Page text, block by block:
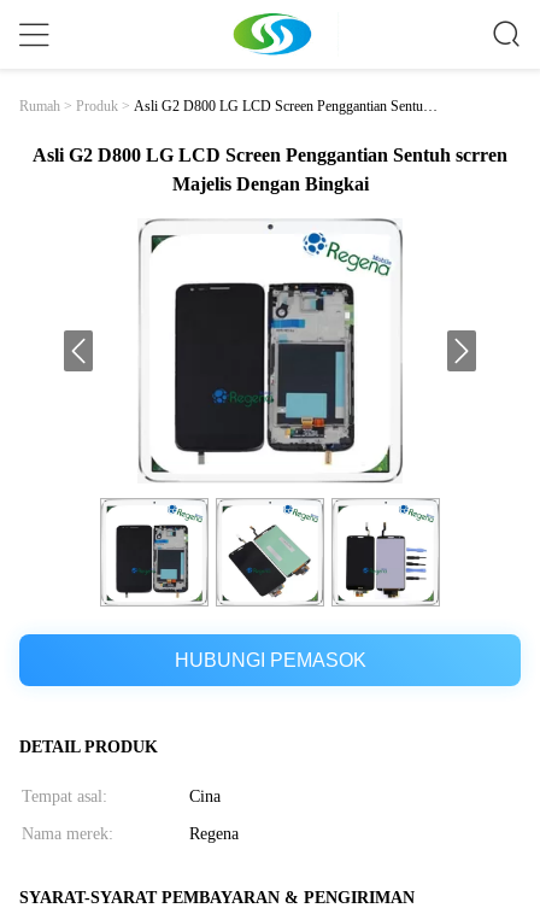
Rumah > Produk > Asli G2 D800 LG LCD Screen Penggantian Sentuh S
Asli G2 D800 LG LCD Screen Penggantian Sentuh scrren
Majelis Dengan Bingkai
HUBUNGI PEMASOK
DETAIL PRODUK
Tempat asal: Cina
Nama merek: Regena
SYARAT-SYARAT PEMBAYARAN & PENGIRIMAN